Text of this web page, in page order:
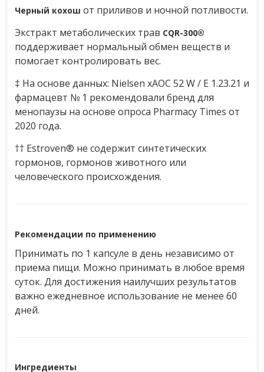
Черный кохош от приливов и ночной потливости.
Экстракт метаболических трав CQR-300®
поддерживает нормальный обмен веществ и
помогает контролировать вес.
‡ На основе данных: Nielsen xAOC 52 W / E 1.23.21 и
фармацевт № 1 рекомендовали бренд для
менопаузы на основе опроса Pharmacy Times от
2020 года.
†† Estroven® не содержит синтетических
гормонов, гормонов животного или
человеческого происхождения.
Рекомендации по применению
Принимать по 1 капсуле в день независимо от
приема пищи. Можно принимать в любое время
суток. Для достижения наилучших результатов
важно ежедневное использование не менее 60
дней.
Ингредиенты